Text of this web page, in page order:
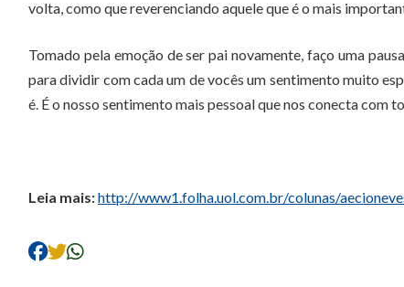
volta, como que reverenciando aquele que é o mais
Tomado pela emoção de ser pai novamente, faço uma
para dividir com cada um de vocês um sentimento muito
é. É o nosso sentimento mais pessoal que nos conecta com
Leia mais:http://www1.folha.uol.com.br/colunas/